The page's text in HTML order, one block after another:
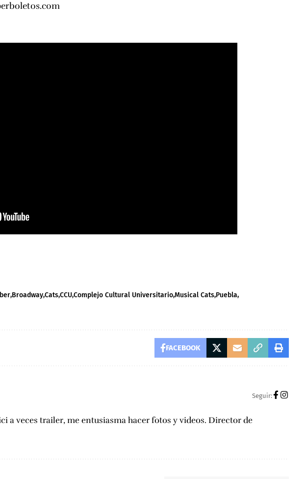
BroadwayCatsCCUComplejo Cultural UniversitarioMusical Cats Puebla
FACEBOOK
Seguir:
a veces trailer, me entusiasma hacer fotos y videos. Director de